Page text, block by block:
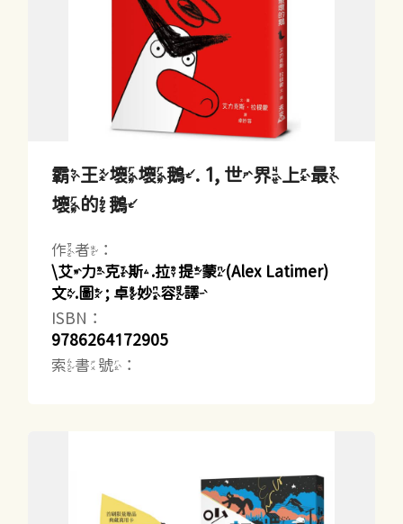
霸王壞壞鵝. 1, 世界上最
壞的鵝
作者：
\艾力克斯.拉提蒙(Alex Latimer)
文.圖 ; 卓妙容譯
ISBN：
9786264172905
索書號：